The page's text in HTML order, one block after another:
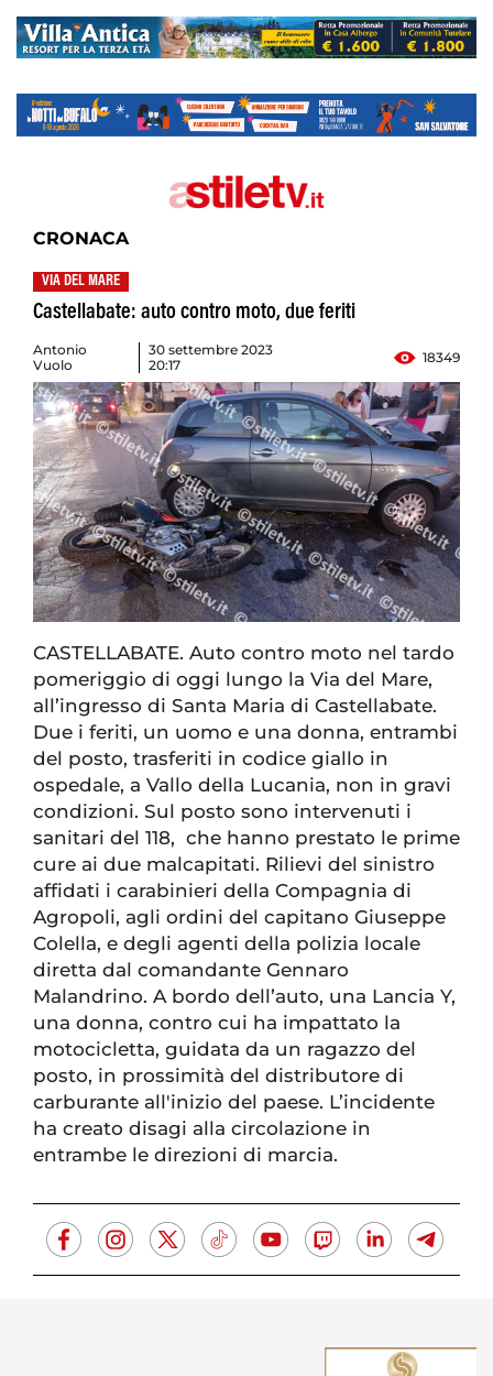
CRONACA
VIA DEL MARE
Castellabate: auto contro moto, due feriti
Antonio
Vuolo
30 settembre 2023
20:17
18349
CASTELLABATE. Auto contro moto nel tardo
pomeriggio di oggi lungo la Via del Mare,
all’ingresso di Santa Maria di Castellabate.
Due i feriti, un uomo e una donna, entrambi
del posto, trasferiti in codice giallo in
ospedale, a Vallo della Lucania, non in gravi
condizioni. Sul posto sono intervenuti i
sanitari del 118, che hanno prestato le prime
cure ai due malcapitati. Rilievi del sinistro
affidati i carabinieri della Compagnia di
Agropoli, agli ordini del capitano Giuseppe
Colella, e degli agenti della polizia locale
diretta dal comandante Gennaro
Malandrino. A bordo dell’auto, una Lancia Y,
una donna, contro cui ha impattato la
motocicletta, guidata da un ragazzo del
posto, in prossimità del distributore di
carburante all'inizio del paese. L’incidente
ha creato disagi alla circolazione in
entrambe le direzioni di marcia.